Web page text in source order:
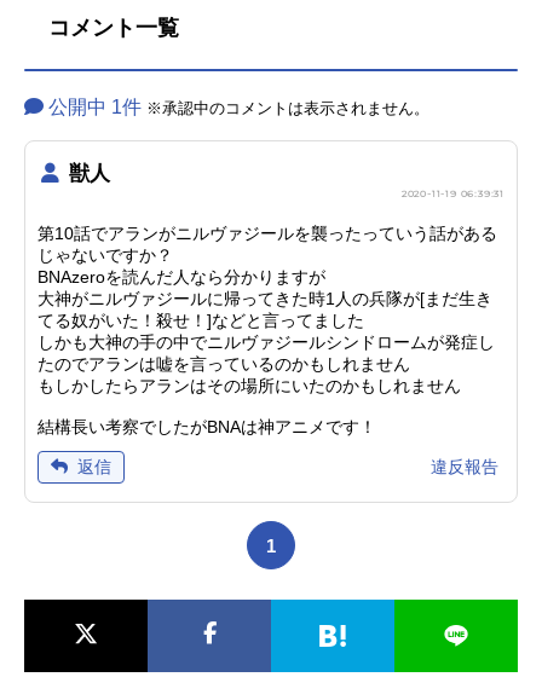
コメント一覧
公開中 1件 ※承認中のコメントは表示されません。
獣人
2020-11-19 06:39:31
第10話でアランがニルヴァジールを襲ったっていう話がある
じゃないですか？
BNAzeroを読んだ人なら分かりますが
大神がニルヴァジールに帰ってきた時1人の兵隊が[まだ生き
てる奴がいた！殺せ！]などと言ってました
しかも大神の手の中でニルヴァジールシンドロームが発症し
たのでアランは嘘を言っているのかもしれません
もしかしたらアランはその場所にいたのかもしれません
結構長い考察でしたがBNAは神アニメです！
返信 違反報告
1